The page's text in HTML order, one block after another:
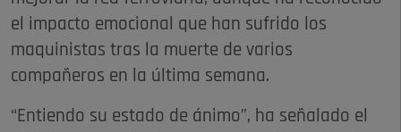
el impacto emocional que han sufrido los
maquinistas tras la muerte de varios
compañeros en la última semana.
“Entiendo su estado de ánimo”, ha señalado el